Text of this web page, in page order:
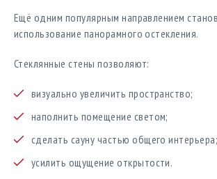
Ещё одним популярным направлением
использование панорамного остекления.
Стеклянные стены позволяют:
визуально увеличить пространство;
наполнить помещение светом;
сделать сауну частью общего интерьера;
усилить ощущение открытости.